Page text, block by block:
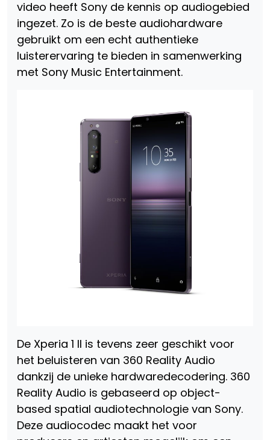
video heeft Sony de kennis op audiogebied
ingezet. Zo is de beste audiohardware
gebruikt om een echt authentieke
luisterervaring te bieden in samenwerking
met Sony Music Entertainment.
De Xperia 1 II is tevens zeer geschikt voor
het beluisteren van 360 Reality Audio
dankzij de unieke hardwaredecodering. 360
Reality Audio is gebaseerd op object-
based spatial audiotechnologie van Sony.
Deze audiocodec maakt het voor